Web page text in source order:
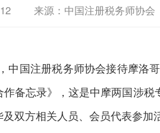
来源：中国注册税务师协会
国注册税务师协会接待摩洛哥
备忘录》，这是中摩两国涉
双方相关人员、会员代表参加